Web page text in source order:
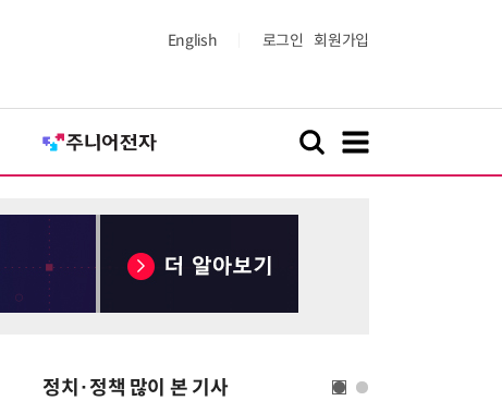
English 로그인 회원가입
정치·정책 많이 본 기사